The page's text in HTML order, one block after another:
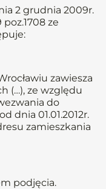
2 grudnia 2009r.
ze
zawiesza
(…), ze względu
do
dnia 01.01.2012r.
zamieszkania
podjęcia.